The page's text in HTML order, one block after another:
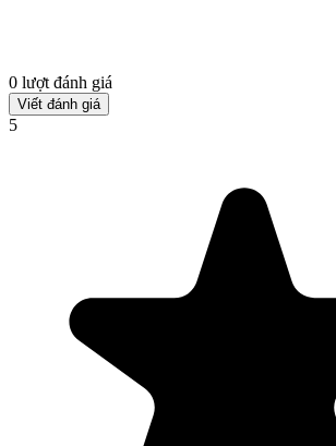
0 lượt đánh giá
Viết đánh giá
5